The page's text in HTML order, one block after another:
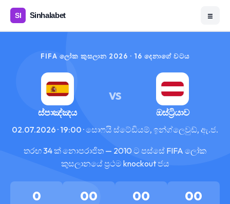
☰
FIFA ලෝක කුසලාන 2026 · 16 දෙනාගේ වටය
ස්පාඤ්ඤය
VS
ඔස්ට්‍රියාව
02.07.2026 · 19:00 · සොෆයි ස්ටේඩියම්, ඉන්ග්ලෙවුඩ්, ඇ.ජ.
තරඟ 34 ක් නොපරාජිත — 2010 ට පස්සේ FIFA ලෝක
කුසලානයේ ප්‍රථම knockout ජය
0 00 00 00